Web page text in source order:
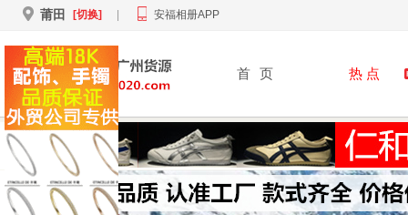
莆田 [切换] 安福相册APP
首 页 热 点